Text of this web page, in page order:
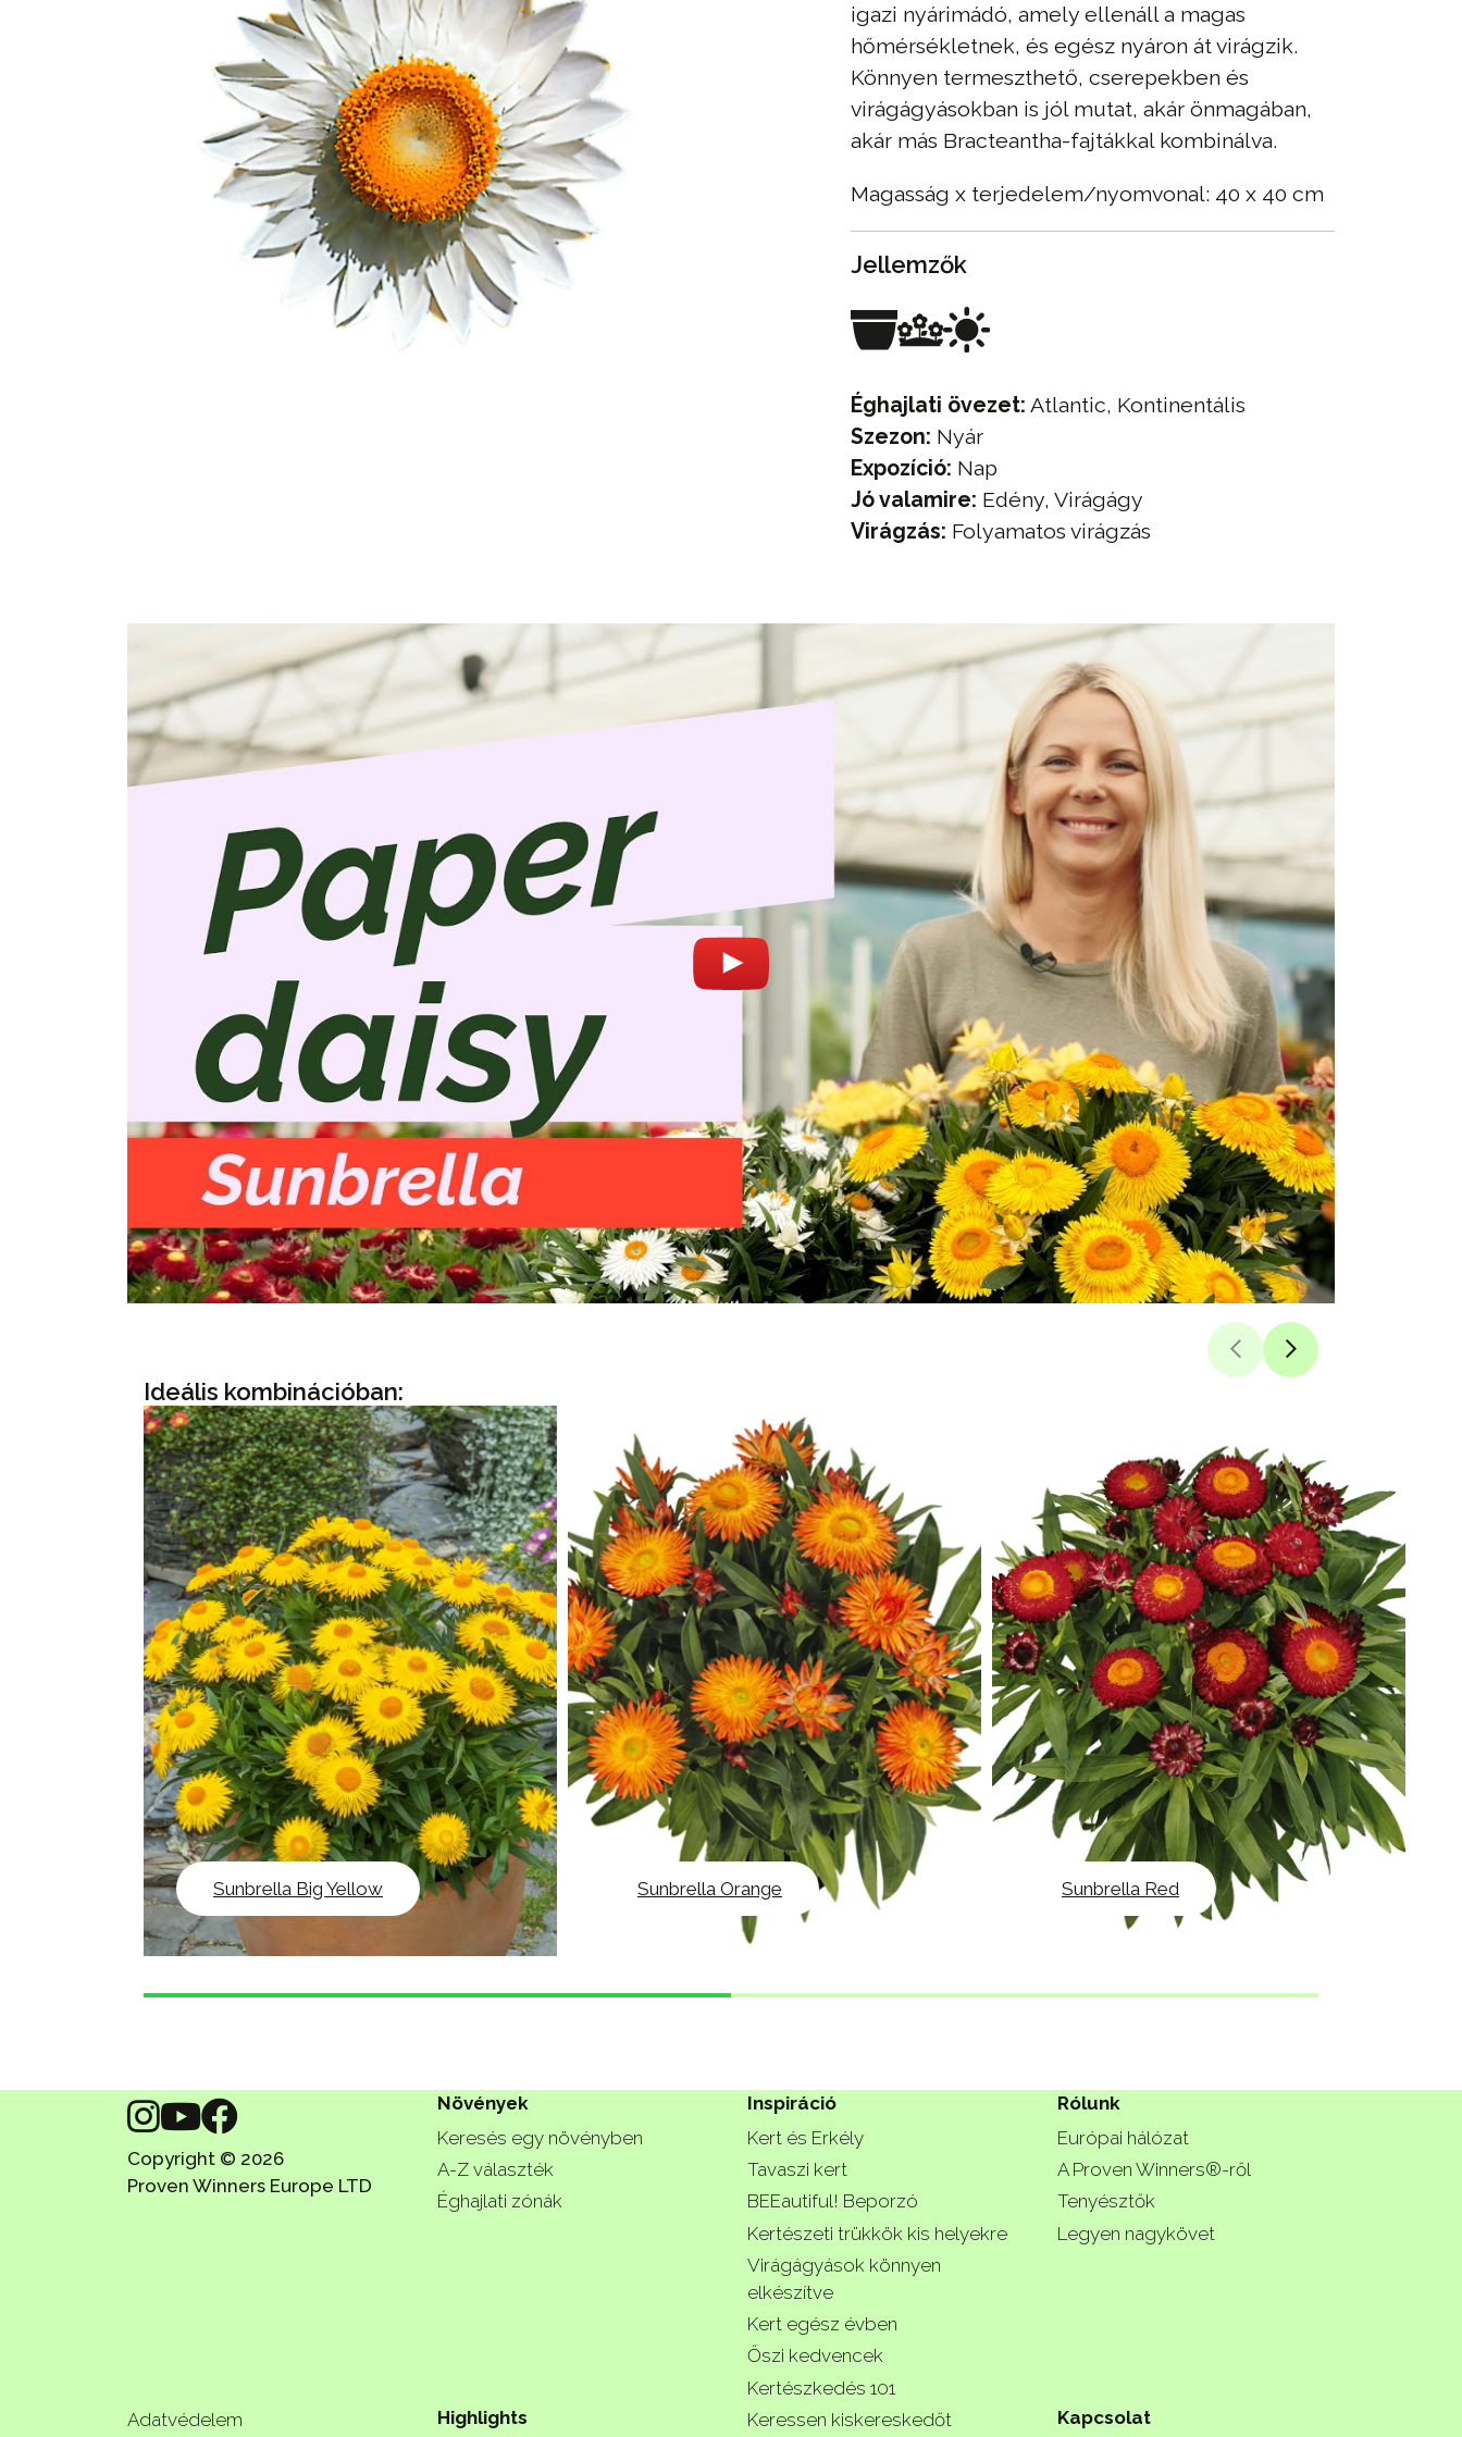
igazi nyárimádó, amely ellenáll a magas
hőmérsékletnek, és egész nyáron át virágzik.
Könnyen termeszthető, cserepekben és
virágágyásokban is jól mutat, akár önmagában,
akár más Bracteantha-fajtákkal kombinálva.
Magasság x terjedelem/nyomvonal: 40 x 40 cm
Jellemzők
Éghajlati övezet: Atlantic, Kontinentális
Szezon: Nyár
Expozíció: Nap
Jó valamire: Edény, Virágágy
Virágzás: Folyamatos virágzás
Ideális kombinációban:
Sunbrella Big Yellow Sunbrella Orange Sunbrella Red
Copyright © 2026
Proven Winners Europe LTD
Növények
Keresés egy növényben
A-Z választék
Éghajlati zónák
Inspiráció
Kert és Erkély
Tavaszi kert
BEEautiful! Beporzó
Kertészeti trükkök kis helyekre
Virágágyások könnyen
elkészítve
Kert egész évben
Őszi kedvencek
Kertészkedés 101
Rólunk
Európai hálózat
A Proven Winners®-ről
Tenyésztők
Legyen nagykövet
Adatvédelem Highlights Keressen kiskereskedőt Kapcsolat